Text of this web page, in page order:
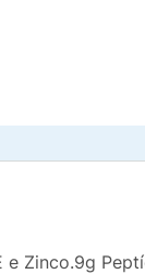
e Zinco.9g